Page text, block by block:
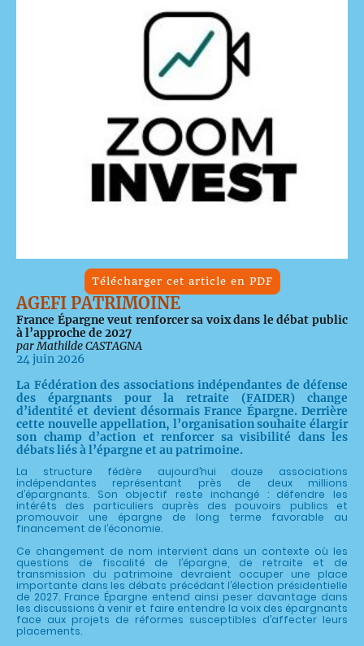
Télécharger cet article en PDF
AGEFI PATRIMOINE
France Épargne veut renforcer sa voix dans le débat public
à l’approche de 2027
par Mathilde CASTAGNA
24 juin 2026
La Fédération des associations indépendantes de défense
des épargnants pour la retraite (FAIDER) change
d’identité et devient désormais France Épargne. Derrière
cette nouvelle appellation, l’organisation souhaite élargir
son champ d’action et renforcer sa visibilité dans les
débats liés à l’épargne et au patrimoine.
La structure fédère aujourd’hui douze associations
indépendantes représentant près de deux millions
d’épargnants. Son objectif reste inchangé : défendre les
intérêts des particuliers auprès des pouvoirs publics et
promouvoir une épargne de long terme favorable au
financement de l’économie.
Ce changement de nom intervient dans un contexte où les
questions de fiscalité de l’épargne, de retraite et de
transmission du patrimoine devraient occuper une place
importante dans les débats précédant l’élection présidentielle
de 2027. France Épargne entend ainsi peser davantage dans
les discussions à venir et faire entendre la voix des épargnants
face aux projets de réformes susceptibles d’affecter leurs
placements.